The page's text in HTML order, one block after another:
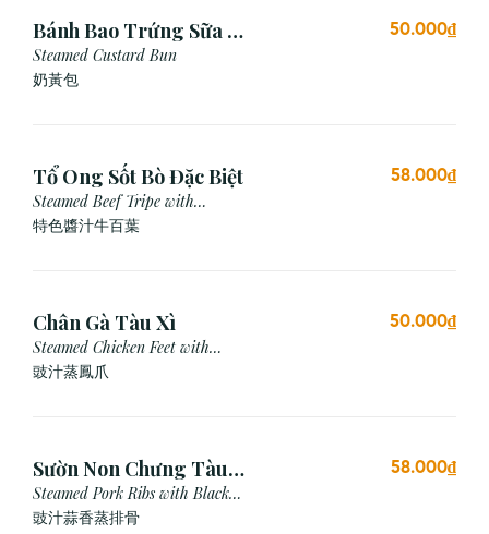
Bánh Bao Trứng Sữa (3
Cái)
Steamed Custard Bun
奶黃包
50.000₫
Tổ Ong Sốt Bò Đặc Biệt
Steamed Beef Tripe with
Special Sauce
特色醬汁牛百葉
58.000₫
Chân Gà Tàu Xì
Steamed Chicken Feet with
Black Bean Sauce
豉汁蒸鳳爪
50.000₫
Sườn Non Chưng Tàu
Xì Tỏi
Steamed Pork Ribs with Black
Bean & Garlic Sauce
豉汁蒜香蒸排骨
58.000₫